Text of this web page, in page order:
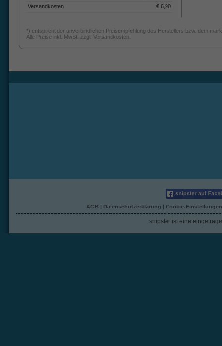
Versandkosten
€ 6,90
*) entspricht der unverbindlichen Preisempfehlung des Herstellers bzw. dem
Alle Preise inkl. MwSt. zzgl. Versandkosten.
AGB | Datenschutzerklärung | Cookie-Einstellungen
snipster ist eine